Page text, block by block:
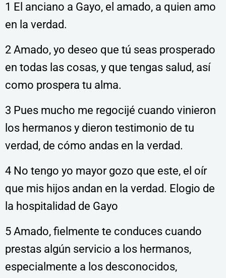
1 El anciano a Gayo, el amado, a quien amo
en la verdad.
2 Amado, yo deseo que tú seas prosperado
en todas las cosas, y que tengas salud, así
como prospera tu alma.
3 Pues mucho me regocijé cuando vinieron
los hermanos y dieron testimonio de tu
verdad, de cómo andas en la verdad.
4 No tengo yo mayor gozo que este, el oír
que mis hijos andan en la verdad. Elogio de
la hospitalidad de Gayo
5 Amado, fielmente te conduces cuando
prestas algún servicio a los hermanos,
especialmente a los desconocidos,